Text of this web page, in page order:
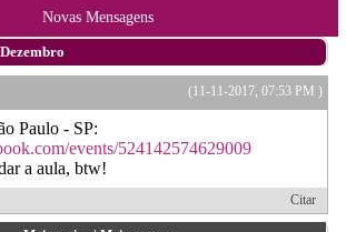
Novas Mensagens
(11-11-2017, 07:53 PM )
Paulo - SP:
events/524142574629009
a aula, btw!
Citar